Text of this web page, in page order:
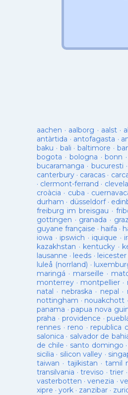
aachen · aalborg · aalst·
antàrtida · antofagasta ·
baku · bali ·baltimore ·
bogota · bologna ·bonn
bucaramanga · bucuresti ·
canterbury · caracas ·
· clermont-ferrand ·
croàcia · cuba ·
durham · düsseldorf·
freiburg im breisgau ·
gottingen · granada · graz
guyane française · haifa ·
iowa · ipswich · iquique ·
kazakhstan · kentucky ·
lausanne · leeds · leicester
luleå (norrland) ·
maringá · marseille ·
monterrey · montpellier ·
natal · nebraska · nepal ·
nottingham · nouakchott ·
panama ·papua nova
praha · providence ·
rennes · reno · republica
salonica · salvador de
de chile · santo domingo ·
sicilia · silicon valley ·
taiwan · tajikistan ·tamil
transilvania ·treviso ·trier
vasterbotten ·venezia ·
xipre · york · zanzibar ·